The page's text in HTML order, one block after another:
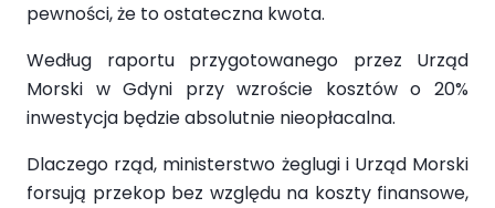
pewności, że to ostateczna kwota.
Według raportu przygotowanego przez Urząd
Morski w Gdyni przy wzroście kosztów o 20%
inwestycja będzie absolutnie nieopłacalna.
Dlaczego rząd, ministerstwo żeglugi i Urząd Morski
forsują przekop bez względu na koszty finansowe,